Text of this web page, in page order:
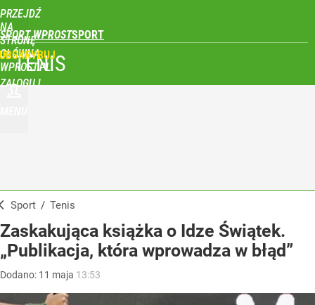
PRZEJDŹ
NA
STRONĘ
GŁÓWNĄ
WPROST.PL
SPORT WPROST
ZALOGUJ
TENIS
Sport / Tenis
Zaskakująca książka o Idze Świątek.
„Publikacja, która wprowadza w błąd”
Dodano: 11 maja 13:53